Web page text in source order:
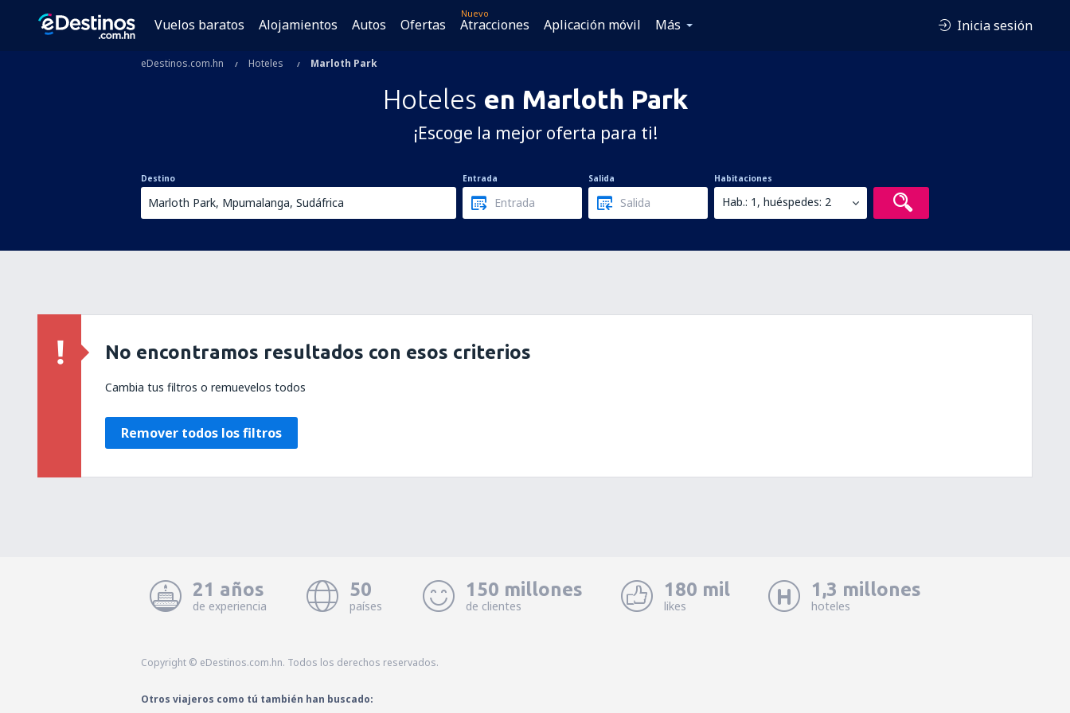
Vuelos baratos Alojamientos Autos Ofertas
Nuevo
Atracciones Aplicación móvil Más Inicia sesión
eDestinos.com.hn Hoteles Marloth Park
Hoteles en Marloth Park
¡Escoge la mejor oferta para ti!
Destino Entrada Salida Habitaciones
Hab.: 1, huéspedes: 2
No encontramos resultados con esos criterios
Cambia tus filtros o remuevelos todos
Remover todos los filtros
21 años
de experiencia
50
países
150 millones
de clientes
180 mil
likes
1,3 millones
hoteles
Copyright © eDestinos.com.hn. Todos los derechos reservados.
Otros viajeros como tú también han buscado: